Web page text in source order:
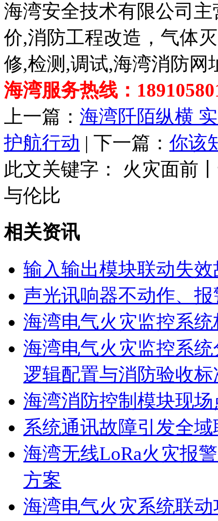
海湾安全技术有限公司
价,消防工程改造，气体
修,检测,调试,海湾消防网
海湾服务热线：
上一篇： 海湾阡陌纵横
护航行动 | 下一篇： 你该
此文关键字：
火灾面前
与伦比
相关资讯
输入输出模块联动失效
声光讯响器不动作、
海湾电气火灾监控系
海湾电气火灾监控系
逻辑配置与消防验收标
海湾消防控制模块现
系统通讯故障引发全
海湾无线LoRa火灾报
方案
海湾电气火灾系统联